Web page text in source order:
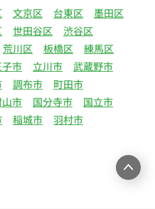
する連絡、利用契約
のマンスリー物件お
お客様・オーナー様に
携先の商品・サービス
トメール、住環境向上
3）賃貸事業におけ
めの郵便物、電話、
営業活動（4）不動
ブリース契約等の締
文京区 台東区
墨田区
世田谷区
渋谷区
荒川区 板橋区
練馬区
市 立川市
武蔵野市
調布市
町田市
市 国分寺市
国立市
稲城市
羽村市